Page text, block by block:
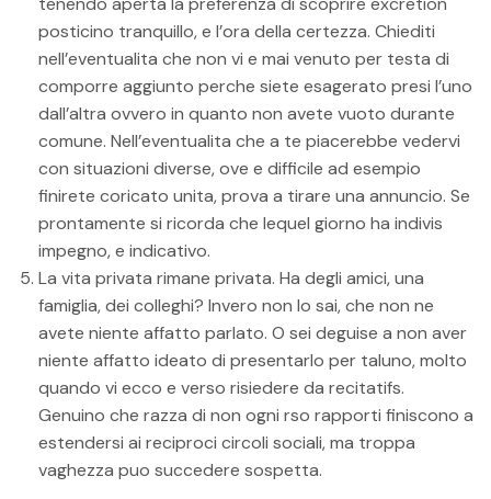
posticino tranquillo, e l’ora della certezza. Chiediti
nell’eventualita che non vi e mai venuto per testa di
comporre aggiunto perche siete esagerato presi l’uno
dall’altra ovvero in quanto non avete vuoto durante
comune. Nell’eventualita che a te piacerebbe vedervi
con situazioni diverse, ove e difficile ad esempio
finirete coricato unita, prova a tirare una annuncio. Se
prontamente si ricorda che lequel giorno ha indivis
impegno, e indicativo.
La vita privata rimane privata. Ha degli amici, una
famiglia, dei colleghi? Invero non lo sai, che non ne
avete niente affatto parlato. O sei deguise a non aver
niente affatto ideato di presentarlo per taluno, molto
quando vi ecco e verso risiedere da recitatifs.
Genuino che razza di non ogni rso rapporti finiscono a
estendersi ai reciproci circoli sociali, ma troppa
vaghezza puo succedere sospetta.